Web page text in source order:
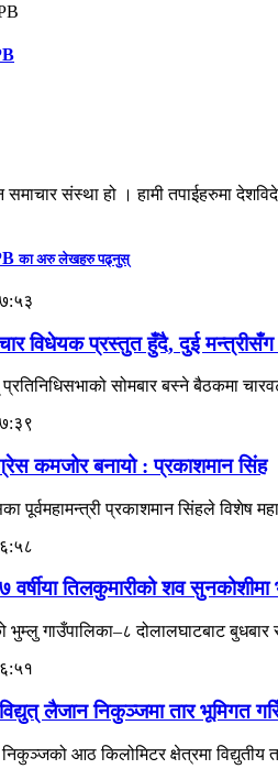
समाचार संस्था हो । हामी तपाईहरुमा
का अरु लेखहरु पढ्नुस्
विधेयक प्रस्तुत हुँदै, दुई मन्त्रीसँग
सोमबार बस्ने बैठकमा
कमजोर बनायो : प्रकाशमान सिंह
पूर्वमहामन्त्री प्रकाशमान सिंहले
वर्षीया तिलकुमारीको शव सुनकोशीमा
गाउँपालिका–८ दोलालघाटबाट
लैजान निकुञ्जमा तार भूमिगत
आठ किलोमिटर क्षेत्रमा